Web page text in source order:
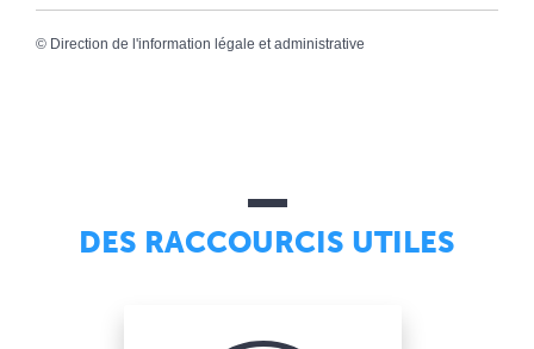
© Direction de l'information légale et administrative
DES RACCOURCIS UTILES